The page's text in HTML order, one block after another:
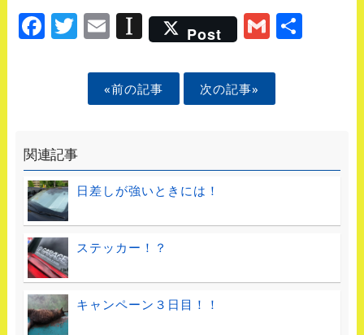
Facebook
Twitter
Email
Instapaper
Post Gmail
«前の記事 次の記事»
関連記事
日差しが強いときには！
ステッカー！？
キャンペーン３日目！！